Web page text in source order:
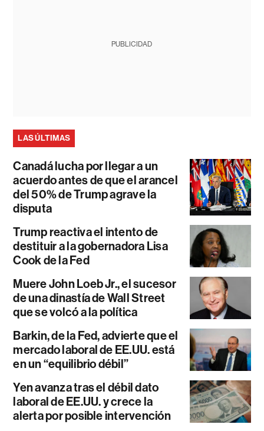
PUBLICIDAD
LAS ÚLTIMAS
Canadá lucha por llegar a un
acuerdo antes de que el arancel
del 50% de Trump agrave la
disputa
Trump reactiva el intento de
destituir a la gobernadora Lisa
Cook de la Fed
Muere John Loeb Jr., el sucesor
de una dinastía de Wall Street
que se volcó a la política
Barkin, de la Fed, advierte que el
mercado laboral de EE.UU. está
en un “equilibrio débil”
Yen avanza tras el débil dato
laboral de EE.UU. y crece la
alerta por posible intervención